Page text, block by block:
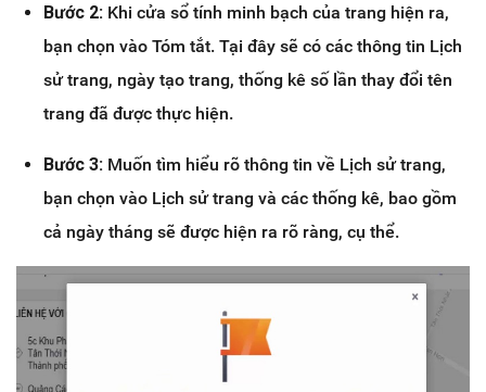
Bước 2: Khi cửa sổ tính minh bạch của trang hiện ra,
bạn chọn vào Tóm tắt. Tại đây sẽ có các thông tin Lịch
sử trang, ngày tạo trang, thống kê số lần thay đổi tên
trang đã được thực hiện.
Bước 3: Muốn tìm hiểu rõ thông tin về Lịch sử trang,
bạn chọn vào Lịch sử trang và các thống kê, bao gồm
cả ngày tháng sẽ được hiện ra rõ ràng, cụ thể.